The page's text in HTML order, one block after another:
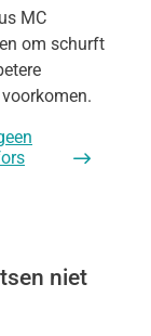
MC
om schurft
niet